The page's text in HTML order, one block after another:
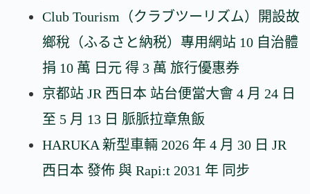
Club Tourism（クラブツーリズム）開設故
鄉稅（ふるさと納税）專用網站 10 自治體
捐 10 萬 日元 得 3 萬 旅行優惠券
京都站 JR 西日本 站台便當大會 4 月 24 日
至 5 月 13 日 脈脈拉章魚飯
HARUKA 新型車輛 2026 年 4 月 30 日 JR
西日本 發佈 與 Rapi:t 2031 年 同步